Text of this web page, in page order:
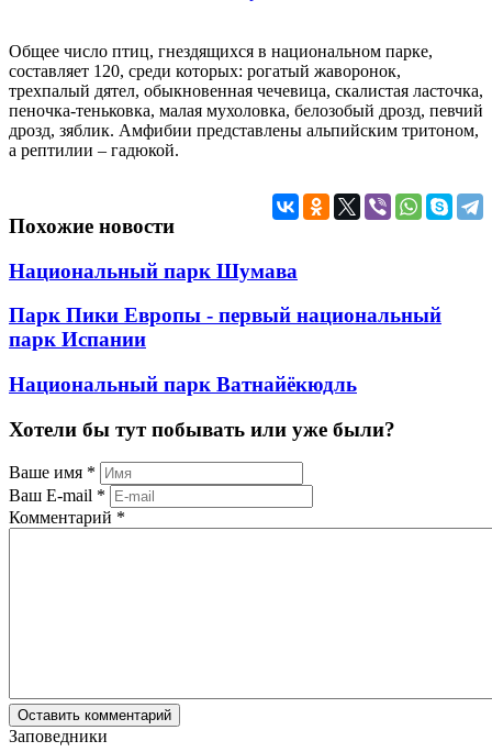
Общее число птиц, гнездящихся в национальном парке,
составляет 120, среди которых: рогатый жаворонок,
трехпалый дятел, обыкновенная чечевица, скалистая ласточка,
пеночка-теньковка, малая мухоловка, белозобый дрозд, певчий
дрозд, зяблик. Амфибии представлены альпийским тритоном,
а рептилии – гадюкой.
Похожие новости
Национальный парк Шумава
Парк Пики Европы - первый национальный
парк Испании
Национальный парк Ватнайёкюдль
Хотели бы тут побывать или уже были?
Ваше имя *
Ваш E-mail *
Комментарий *
Заповедники